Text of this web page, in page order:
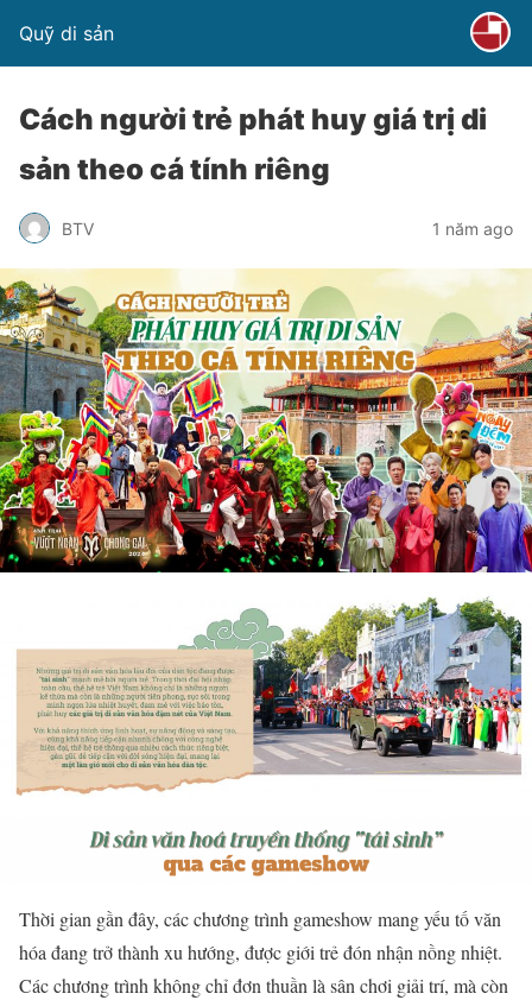
Quỹ di sản
Cách người trẻ phát huy giá trị di
sản theo cá tính riêng
BTV 1 năm ago
Thời gian gần đây, các chương trình gameshow mang yếu tố văn
hóa đang trở thành xu hướng, được giới trẻ đón nhận nồng nhiệt.
Các chương trình không chỉ đơn thuần là sân chơi giải trí, mà còn